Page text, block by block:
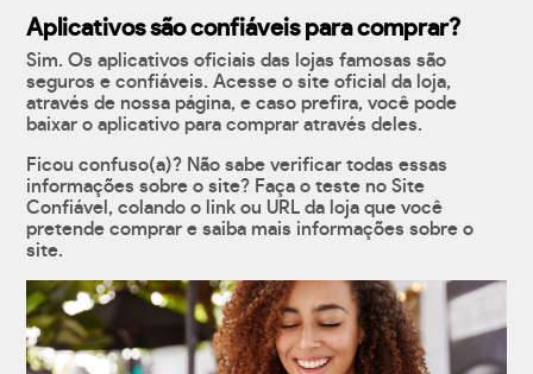
Aplicativos são confiáveis para comprar?
Sim. Os aplicativos oficiais das lojas famosas são
seguros e confiáveis. Acesse o site oficial da loja,
através de nossa página, e caso prefira, você pode
baixar o aplicativo para comprar através deles.
Ficou confuso(a)? Não sabe verificar todas essas
informações sobre o site? Faça o teste no Site
Confiável, colando o link ou URL da loja que você
pretende comprar e saiba mais informações sobre o
site.